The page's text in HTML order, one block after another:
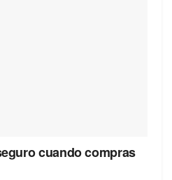
cuando compras